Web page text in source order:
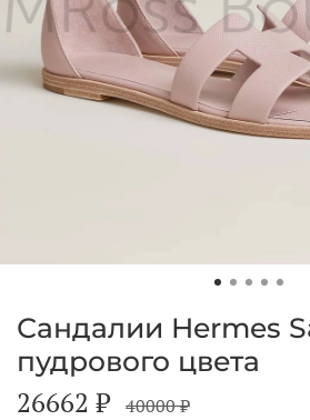
Сандалии Hermes
пудрового цвета
26662 ₽ 40000 ₽